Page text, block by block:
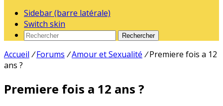
Sidebar (barre latérale)
Switch skin
Rechercher
Accueil / Forums /Amour et Sexualité / Premiere fois a 12
ans ?
Premiere fois a 12 ans ?